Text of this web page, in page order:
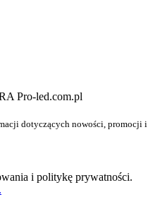
Pro-led.com.pl
dotyczących nowości, promocji i
i politykę prywatności.